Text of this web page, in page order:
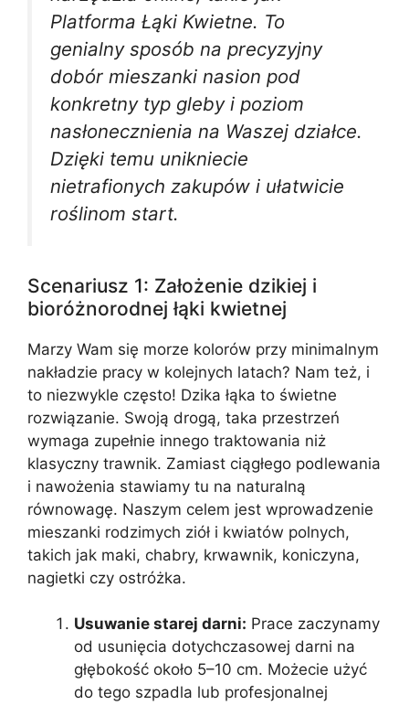
Platforma Łąki Kwietne. To
genialny sposób na precyzyjny
dobór mieszanki nasion pod
konkretny typ gleby i poziom
nasłonecznienia na Waszej działce.
Dzięki temu unikniecie
nietrafionych zakupów i ułatwicie
roślinom start.
Scenariusz 1: Założenie dzikiej i
bioróżnorodnej łąki kwietnej
Marzy Wam się morze kolorów przy minimalnym
nakładzie pracy w kolejnych latach? Nam też, i
to niezwykle często! Dzika łąka to świetne
rozwiązanie. Swoją drogą, taka przestrzeń
wymaga zupełnie innego traktowania niż
klasyczny trawnik. Zamiast ciągłego podlewania
i nawożenia stawiamy tu na naturalną
równowagę. Naszym celem jest wprowadzenie
mieszanki rodzimych ziół i kwiatów polnych,
takich jak maki, chabry, krwawnik, koniczyna,
nagietki czy ostróżka.
Usuwanie starej darni: Prace zaczynamy
od usunięcia dotychczasowej darni na
głębokość około 5–10 cm. Możecie użyć
do tego szpadla lub profesjonalnej